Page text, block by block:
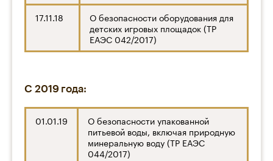
17.11.18
О безопасности оборудования для
детских игровых площадок (ТР
ЕАЭС 042/2017)
С 2019 года:
01.01.19
О безопасности упакованной
питьевой воды, включая природную
минеральную воду (ТР ЕАЭС
044/2017)